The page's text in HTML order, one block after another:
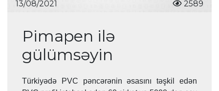
2589
13/08/2021
Pimapen ilə
gülümsəyin
Türkiyədə PVC pəncərənin əsasını təşkil edən